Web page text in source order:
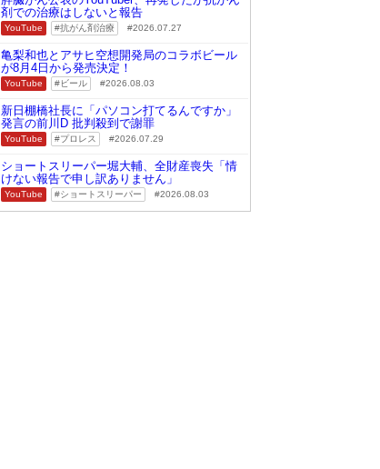
剤での治療はしないと報告
YouTube 抗がん剤治療 2026.07.27
亀梨和也とアサヒ空想開発局のコラボビール
が8月4日から発売決定！
YouTube ビール 2026.08.03
新日棚橋社長に「パソコン打てるんですか」
発言の前川D 批判殺到で謝罪
YouTube プロレス 2026.07.29
ショートスリーパー堀大輔、全財産喪失「情
けない報告で申し訳ありません」
YouTube ショートスリーパー 2026.08.03